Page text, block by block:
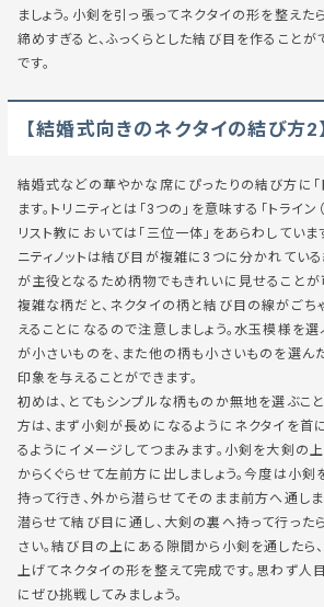
ましょう。小剣を引っ張ってネクタイの形を整えた
締めすぎると、ふっくらとした結び目を作ること
です。
【結婚式向きのネクタイの結び方2
結婚式などの華やかな席にぴったりの結び方に「ト
ます。トリニティとは「3つの」を意味する「トライ
リスト教においては「三位一体」をあらわしていま
ニティノットは結び目が複雑に3つに分かれてい
が主役となるため柄物でもきれいに見せることが
複雑な柄だと、ネクタイの柄と結び目の線がごち
えることになるので注意しましょう。水玉模様を選
が小さいものを、また他の柄も小さいものを選ん
印象を与えることができます。
初めは、とてもシンプルな柄ものか無地を選ぶこ
方は、まず小剣が長めになるようにネクタイを首
るようにイメージしてつまみます。小剣を大剣の
からくぐらせて左前方に出しましょう。今度は小
持って行き、外から潜らせてそのまま前方へ通し
潜らせて結び目に通し、大剣の裏へ持って行った
さい。結び目の上にある隙間から小剣を通したら
上げてネクタイの形を整えて完成です。思わず人目
にぜひ挑戦してみましょう。